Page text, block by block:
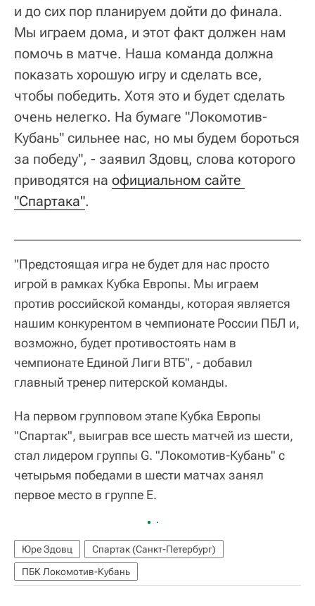
и до сих пор планируем дойти до финала.
Мы играем дома, и этот факт должен нам
помочь в матче. Наша команда должна
показать хорошую игру и сделать все,
чтобы победить. Хотя это и будет сделать
очень нелегко. На бумаге "Локомотив-
Кубань" сильнее нас, но мы будем бороться
за победу", - заявил Здовц, слова которого
приводятся на официальном сайте
"Спартака".
"Предстоящая игра не будет для нас просто
игрой в рамках Кубка Европы. Мы играем
против российской команды, которая является
нашим конкурентом в чемпионате России ПБЛ и,
возможно, будет противостоять нам в
чемпионате Единой Лиги ВТБ", - добавил
главный тренер питерской команды.
На первом групповом этапе Кубка Европы
"Спартак", выиграв все шесть матчей из шести,
стал лидером группы G. "Локомотив-Кубань" с
четырьмя победами в шести матчах занял
первое место в группе Е.
Юре Здовц
Спартак (Санкт-Петербург)
ПБК Локомотив-Кубань